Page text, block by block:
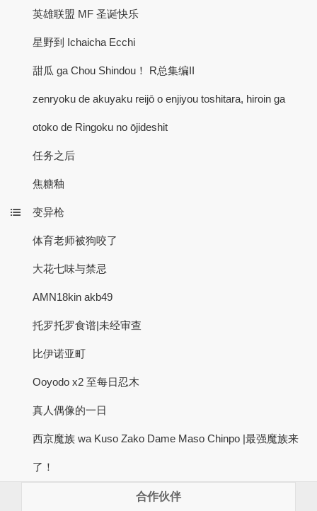
英雄联盟 MF 圣诞快乐
星野到 Ichaicha Ecchi
甜瓜 ga Chou Shindou！ R总集编II
zenryoku de akuyaku reijō o enjiyou toshitara, hiroin ga
otoko de Ringoku no ōjideshit
任务之后
焦糖釉
变异枪
体育老师被狗咬了
大花七味与禁忌
AMN18kin akb49
托罗托罗食谱|未经审查
比伊诺亚町
Ooyodo x2 至每日忍木
真人偶像的一日
西京魔族 wa Kuso Zako Dame Maso Chinpo |最强魔族来
了！
合作伙伴